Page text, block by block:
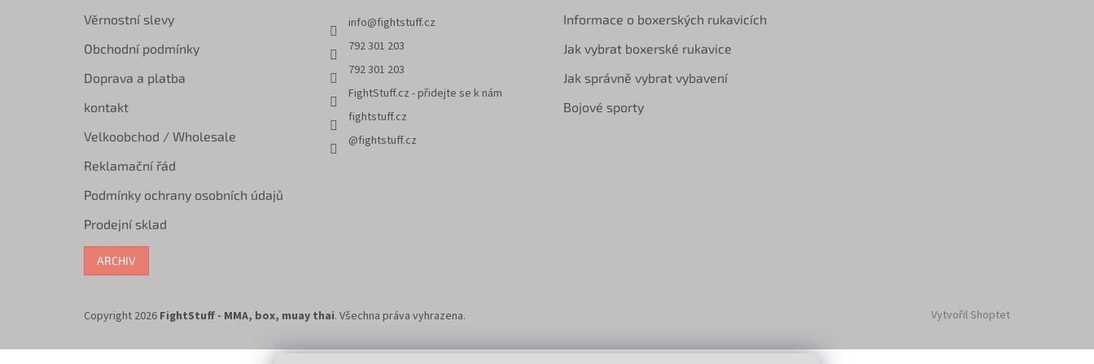
Věrnostní slevy
Obchodní podmínky
Doprava a platba
kontakt
Velkoobchod / Wholesale
Reklamační řád
Podmínky ochrany osobních údajů
Prodejní sklad
ARCHIV
info@fightstuff.cz
792 301 203
792 301 203
FightStuff.cz - přidejte se k nám
fightstuff.cz
@fightstuff.cz
Informace o boxerských rukavicích
Jak vybrat boxerské rukavice
Jak správně vybrat vybavení
Bojové sporty
Vytvořil Shoptet
Copyright 2026 FightStuff - MMA, box, muay thai. Všechna práva vyhrazena.